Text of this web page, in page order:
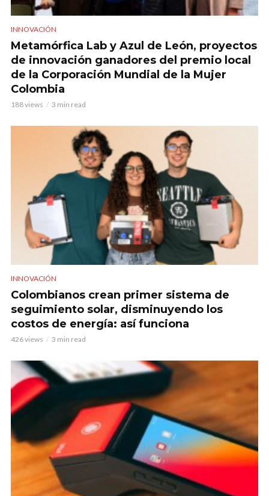
INNOVACIÓN
Metamórfica Lab y Azul de León, proyectos
de innovación ganadores del premio local
de la Corporación Mundial de la Mujer
Colombia
188 views 3 min read
INNOVACIÓN
Colombianos crean primer sistema de
seguimiento solar, disminuyendo los
costos de energía: así funciona
426 views 3 min read